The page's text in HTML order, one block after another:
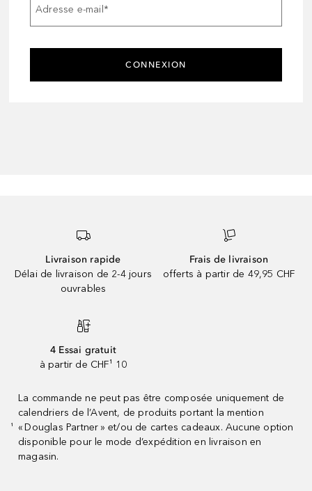
Adresse e-mail*
CONNEXION
Livraison rapide
Délai de livraison de 2-4 jours
ouvrables
Frais de livraison
offerts à partir de 49,95 CHF
4 Essai gratuit
à partir de CHF¹ 10
¹
La commande ne peut pas être composée uniquement de
calendriers de l’Avent, de produits portant la mention
« Douglas Partner » et/ou de cartes cadeaux. Aucune option
disponible pour le mode d’expédition en livraison en
magasin.